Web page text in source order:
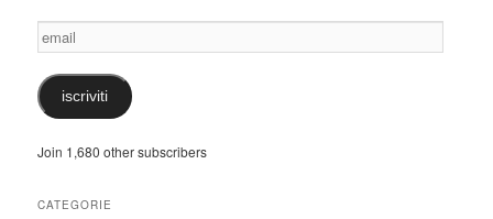
email
iscriviti
Join 1,680 other subscribers
CATEGORIE